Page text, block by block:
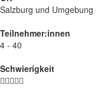
Salzburg und Umgebung
Teilnehmer:innen
4 - 40
Schwierigkeit